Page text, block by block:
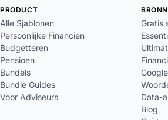
PRODUCT
Alle Sjablonen
Persoonlijke Financien
Budgetteren
Pensioen
Bundels
Bundle Guides
Voor Adviseurs
Gratis
Data-
Blog